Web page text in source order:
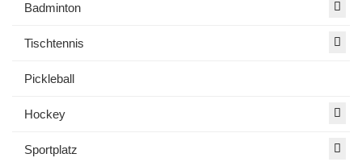
Badminton
Tischtennis
Pickleball
Hockey
Sportplatz